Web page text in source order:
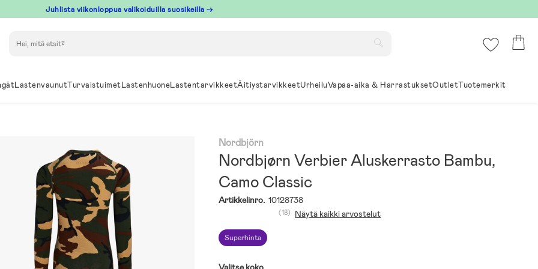
Juhlista viikonloppua valikoiduilla suosikeilla →
LastenvaunutTurvaistuimetLastenhuoneLastentarvikkeetÄitiystarvikkeetUrheiluVapaa-aika & HarrastuksetOutletTuotemerkit
Nordbjörn
Nordbjørn Verbier Aluskerrasto Bambu,
Camo Classic
Artikkelinro. 10128738
Superhinta
(18) Näytä kaikki arvostelut